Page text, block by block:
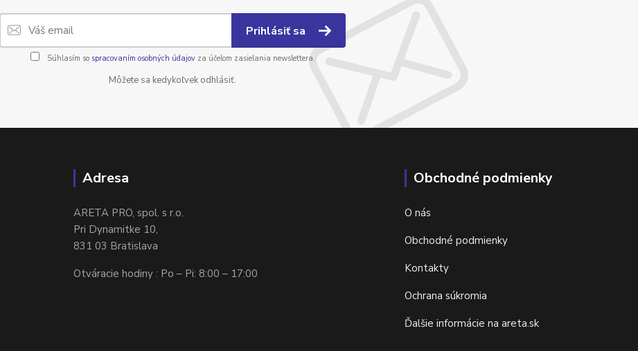
Prihlásiť sa
Súhlasím so spracovaním osobných údajovza účelom zasielania newslettera.
Môžete sa kedykoľvek odhlásiť.
Adresa
ARETA PRO, spol. s r.o.
Pri Dynamitke 10,
831 03 Bratislava
Otváracie hodiny : Po – Pi: 8:00 – 17:00
Obchodné podmienky
O nás
Obchodné podmienky
Kontakty
Ochrana súkromia
Ďalšie informácie na areta.sk